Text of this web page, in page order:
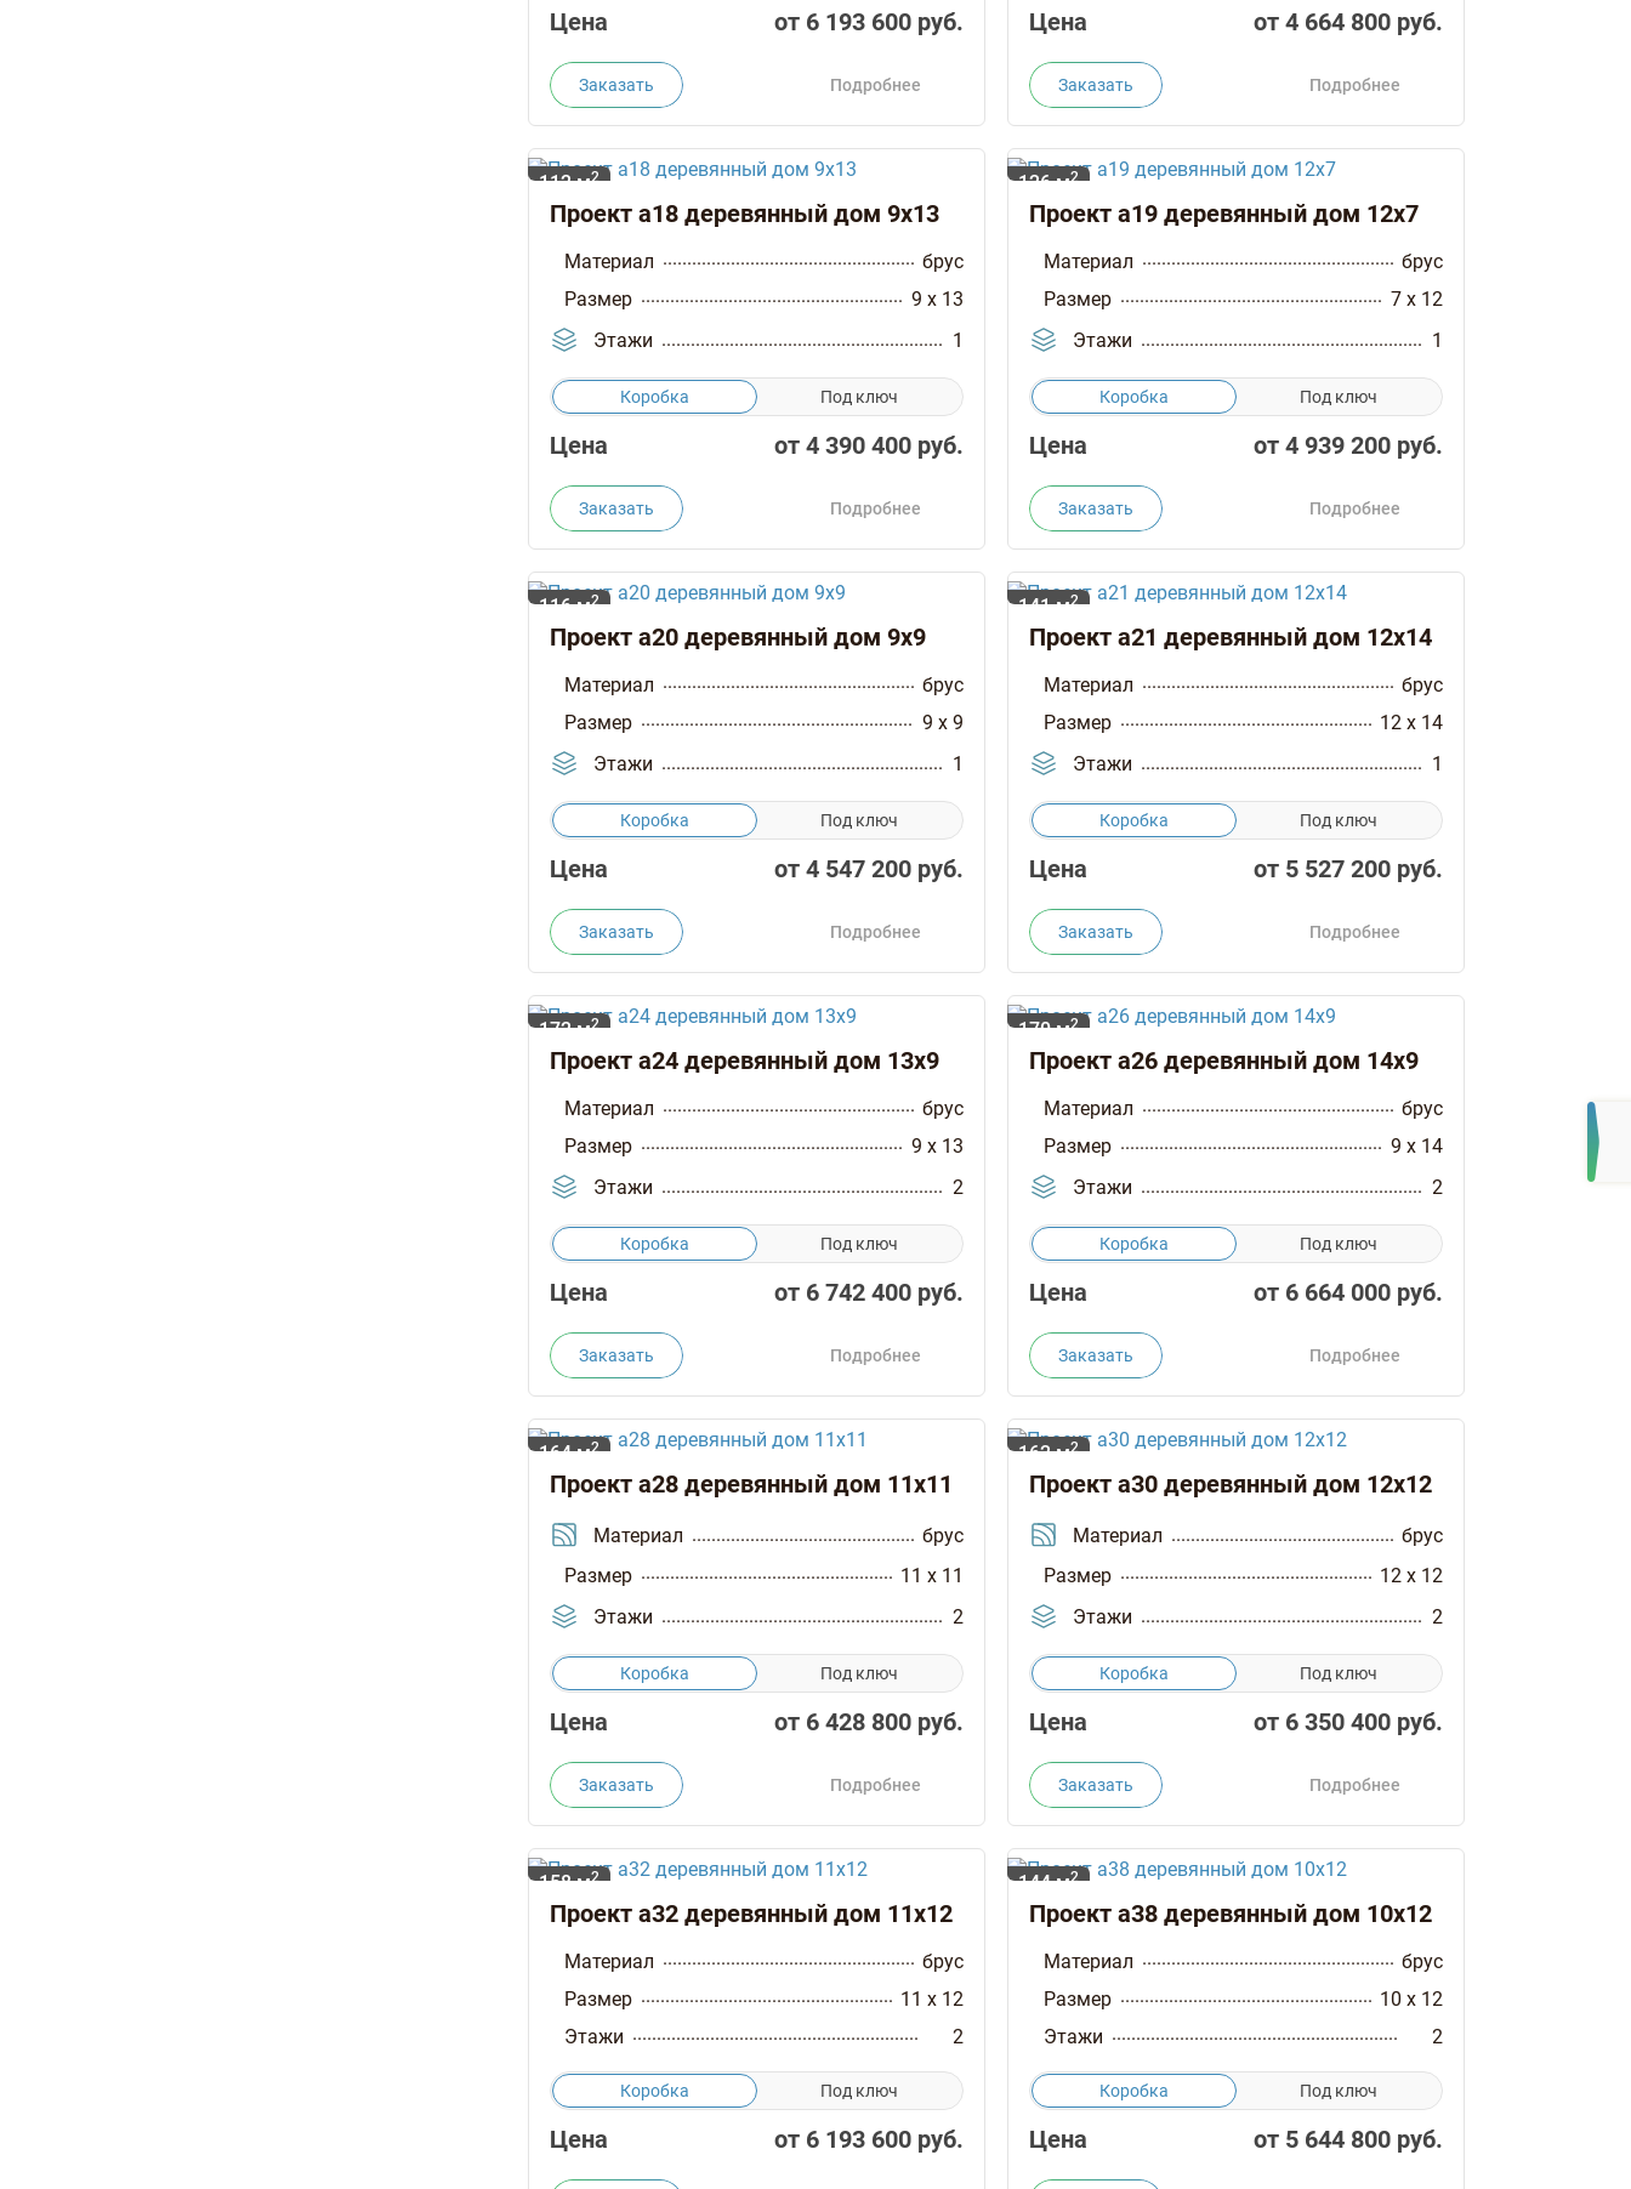
Цена от 6 193 600 руб.
Заказать Подробнее
Цена от 4 664 800 руб.
Заказать Подробнее
112 м2
Проект а18 деревянный дом 9х13
Материал
брус
Размер
9 x 13
Этажи
1
Коробка Под ключ
Цена от 4 390 400 руб.
Заказать Подробнее
126 м2
Проект а19 деревянный дом 12х7
Материал
брус
Размер
7 x 12
Этажи
1
Коробка Под ключ
Цена от 4 939 200 руб.
Заказать Подробнее
116 м2
Проект а20 деревянный дом 9х9
Материал
брус
Размер
9 x 9
Этажи
1
Коробка Под ключ
Цена от 4 547 200 руб.
Заказать Подробнее
141 м2
Проект а21 деревянный дом 12х14
Материал
брус
Размер
12 x 14
Этажи
1
Коробка Под ключ
Цена от 5 527 200 руб.
Заказать Подробнее
172 м2
Проект а24 деревянный дом 13х9
Материал
брус
Размер
9 x 13
Этажи
2
Коробка Под ключ
Цена от 6 742 400 руб.
Заказать Подробнее
170 м2
Проект а26 деревянный дом 14х9
Материал
брус
Размер
9 x 14
Этажи
2
Коробка Под ключ
Цена от 6 664 000 руб.
Заказать Подробнее
164 м2
Проект а28 деревянный дом 11х11
Материал
брус
Размер
11 x 11
Этажи
2
Коробка Под ключ
Цена от 6 428 800 руб.
Заказать Подробнее
162 м2
Проект а30 деревянный дом 12х12
Материал
брус
Размер
12 x 12
Этажи
2
Коробка Под ключ
Цена от 6 350 400 руб.
Заказать Подробнее
158 м2
Проект а32 деревянный дом 11х12
Материал
брус
Размер
11 x 12
Этажи
2
Коробка Под ключ
Цена от 6 193 600 руб.
144 м2
Проект а38 деревянный дом 10х12
Материал
брус
Размер
10 x 12
Этажи
2
Коробка Под ключ
Цена от 5 644 800 руб.